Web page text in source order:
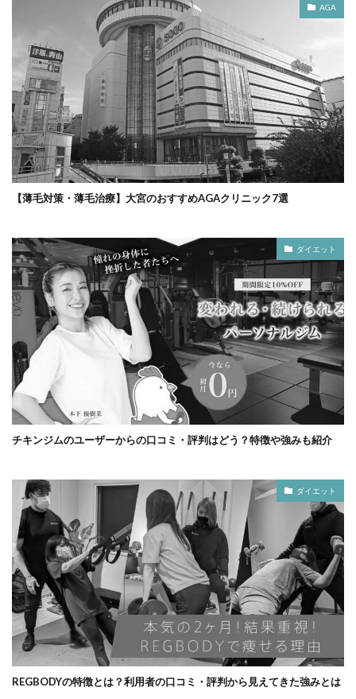
AGA
【薄毛対策・薄毛治療】大宮のおすすめAGAクリニック7選
ダイエット
チキンジムのユーザーからの口コミ・評判はどう？特徴や強みも紹介
ダイエット
REGBODYの特徴とは？利用者の口コミ・評判から見えてきた強みとは